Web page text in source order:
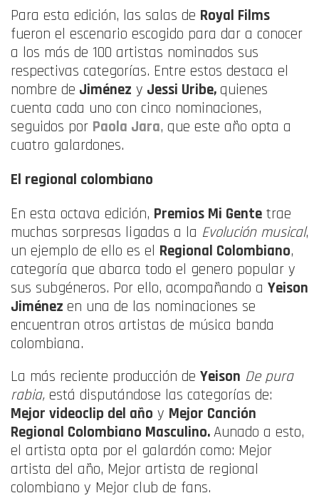
Para esta edición, las salas de Royal Films
fueron el escenario escogido para dar a conocer
a los más de 100 artistas nominados sus
respectivas categorías. Entre estos destaca el
nombre de Jiménez y Jessi Uribe, quienes
cuenta cada uno con cinco nominaciones,
seguidos por Paola Jara, que este año opta a
cuatro galardones.
El regional colombiano
En esta octava edición, Premios Mi Gente trae
muchas sorpresas ligadas a la Evolución musical,
un ejemplo de ello es el Regional Colombiano,
categoría que abarca todo el genero popular y
sus subgéneros. Por ello, acompañando a Yeison
Jiménez en una de las nominaciones se
encuentran otros artistas de música banda
colombiana.
La más reciente producción de Yeison De pura
rabia, está disputándose las categorías de:
Mejor videoclip del año y Mejor Canción
Regional Colombiano Masculino.Aunado a esto,
el artista opta por el galardón como: Mejor
artista del año, Mejor artista de regional
colombiano y Mejor club de fans.